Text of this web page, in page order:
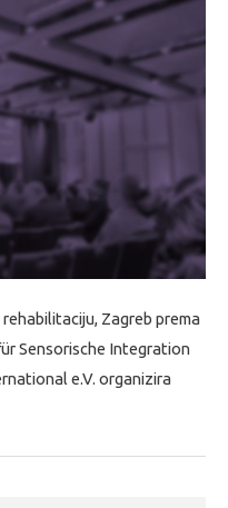
Zagreb prema
Sensorische Integration
e.V. organizira